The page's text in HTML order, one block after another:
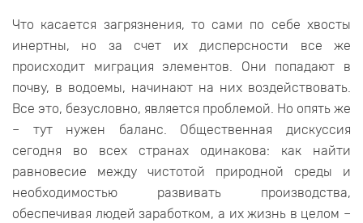
Что касается загрязнения, то сами по себе хвосты
инертны, но за счет их дисперсности все же
происходит миграция элементов. Они попадают в
почву, в водоемы, начинают на них воздействовать.
Все это, безусловно, является проблемой. Но опять же
– тут нужен баланс. Общественная дискуссия
сегодня во всех странах одинакова: как найти
равновесие между чистотой природной среды и
необходимостью развивать производства,
обеспечивая людей заработком, а их жизнь в целом –